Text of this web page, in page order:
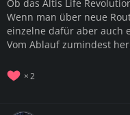
Ob das Altis Life
Wenn man über neue
einzelne dafür aber auch
Vom Ablauf zumindest
2